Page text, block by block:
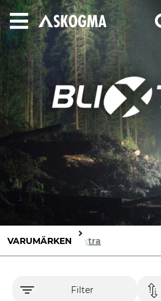
VARUMÄRKEN Blixtra
Filter